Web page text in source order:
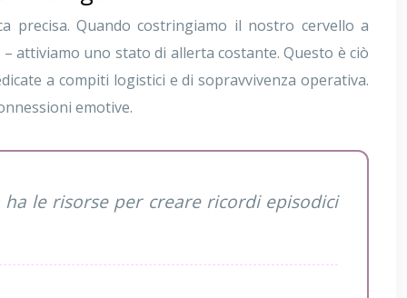
precisa. Quando costringiamo il nostro cervello a
attiviamo uno stato di allerta costante. Questo è ciò
a compiti logistici e di sopravvivenza operativa.
emotive.
le risorse per creare ricordi episodici